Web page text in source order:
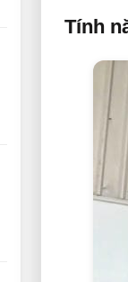
Tính